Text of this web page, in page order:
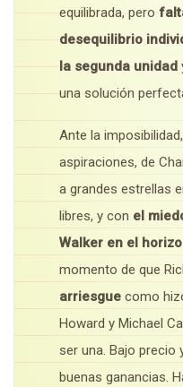
equilibrada, pero
desequilibrio
la segunda unidad
una solución
Ante la
aspiraciones, de
a grandes estrellas
libres, y con el
Walker en el
momento de que
arriesgue como
Howard y Michael
ser una. Bajo precio
buenas ganancias.